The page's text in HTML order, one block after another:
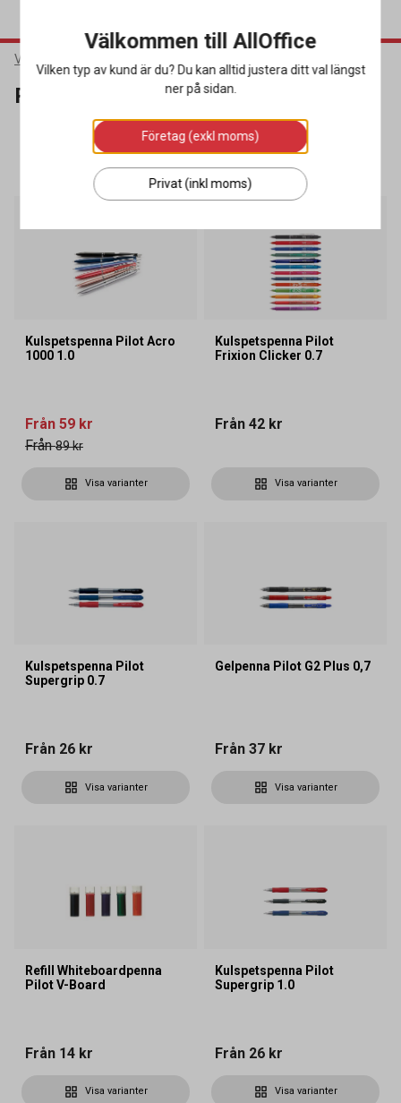
Varumärken
Pilot
SORTERA
70 produkter
Kulspetspenna Pilot Acro
1000 1.0
Från 59 kr
Från 89 kr
Visa varianter
Kulspetspenna Pilot
Frixion Clicker 0.7
Från 42 kr
Visa varianter
Kulspetspenna Pilot
Supergrip 0.7
Från 26 kr
Visa varianter
Gelpenna Pilot G2 Plus 0,7
Från 37 kr
Visa varianter
Refill Whiteboardpenna
Pilot V-Board
Från 14 kr
Visa varianter
Kulspetspenna Pilot
Supergrip 1.0
Från 26 kr
Visa varianter
Välkommen till AllOffice
Vilken typ av kund är du? Du kan alltid justera ditt val längst
ner på sidan.
Företag (exkl moms)
Privat (inkl moms)